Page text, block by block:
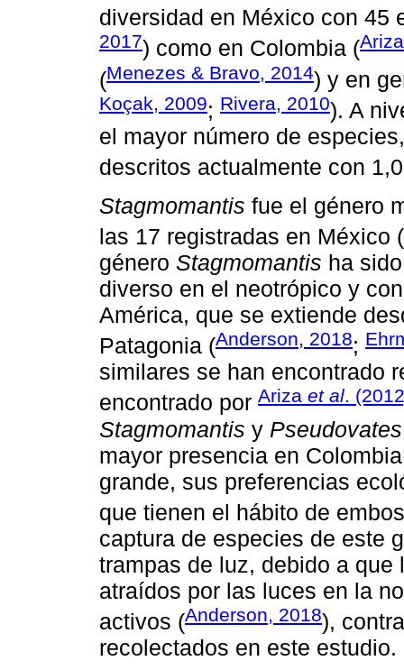
diversidad en México con 45
2017) como en Colombia (
(Menezes & Bravo, 2014) y en
Koçak, 2009; Rivera, 2010). A
el mayor número de
descritos actualmente con
Stagmomantis fue el género
las 17 registradas en México (
género Stagmomantis ha
diverso en el neotrópico y
América, que se extiende
Patagonia (Anderson, 2018;
similares se han encontrado
encontrado por Ariza et al.
Stagmomantis y Pseudovates
mayor presencia en
grande, sus preferencias
que tienen el hábito de
captura de especies de este
trampas de luz, debido a
atraídos por las luces en la
activos (Anderson, 2018),
recolectados en este estudio.